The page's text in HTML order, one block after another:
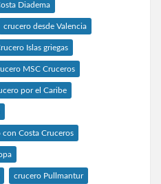
Diadema
crucero desde Valencia
Islas griegas
MSC Cruceros
por el Caribe
Costa Cruceros
crucero Pullmantur